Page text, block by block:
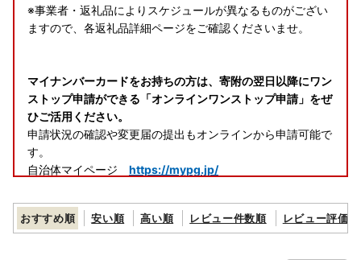
※事業者・返礼品によりスケジュールが異なるものがござい
ますので、各返礼品詳細ページをご確認くださいませ。
マイナンバーカードをお持ちの方は、寄附の翌日以降にワン
ストップ申請ができる「オンラインワンストップ申請」をぜ
ひご活用ください。
申請状況の確認や変更届の提出もオンラインから申請可能で
す。
自治体マイページ https://mypg.jp/
◆ご寄附に関するお問合せ先◆
黒松内町ふるさと納税コールセンター
おすすめ順 安い順 高い順 レビュー件数順 レビュー評価順